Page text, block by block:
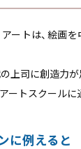
アートは、絵画
上司に創造力
ートスクールに
に例えると